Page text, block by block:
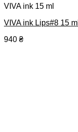
VIVA ink 15 ml
VIVA ink Lips#8 15 ml
940 ₴